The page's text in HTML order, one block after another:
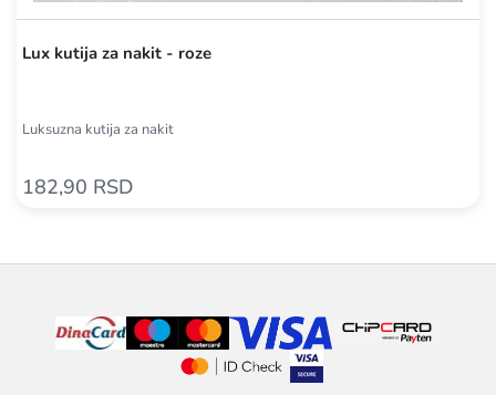
Lux kutija za nakit - roze
Luksuzna kutija za nakit
182,90 RSD